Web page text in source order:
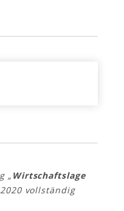
„ Wirtschaftslage
vollständig